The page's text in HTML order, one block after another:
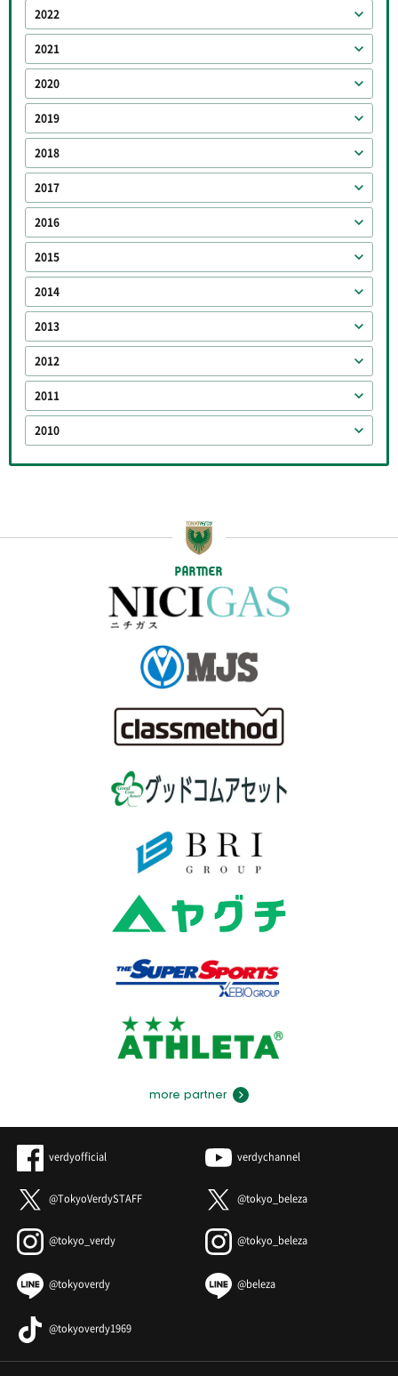
2022
2021
2020
2019
2018
2017
2016
2015
2014
2013
2012
2011
2010
PARTNER
more partner
verdyofficial verdychannel
@TokyoVerdySTAFF @tokyo_beleza
@tokyo_verdy @tokyo_beleza
@tokyoverdy @beleza
@tokyoverdy1969